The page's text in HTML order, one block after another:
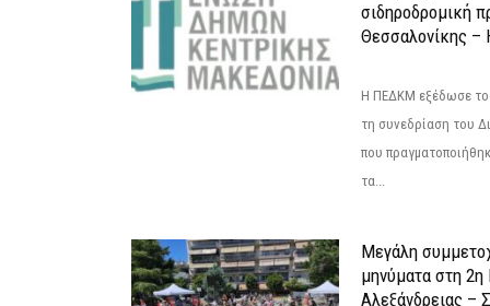
σιδηροδρομική
Θεσσαλονίκης –
Η ΠΕΔΚΜ εξέδωσε το
τη συνεδρίαση του
που
τα...
Μεγάλη
μηνύματα στη
Αλεξάνδρειας –